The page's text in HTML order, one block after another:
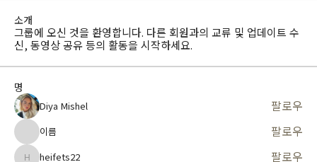
소개
그룹에 오신 것을 환영합니다. 다른 회원과의 교류 및 업데이트 수
신, 동영상 공유 등의 활동을 시작하세요.
명
Diya Mishel 팔로우
이름 팔로우
heifets22 팔로우